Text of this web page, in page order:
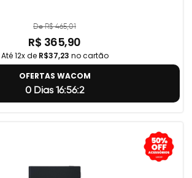
De R$ 465,01
R$ 365,90
Até 12x de R$37,23 no cartão
OFERTAS WACOM
0 Dias 16:56:1